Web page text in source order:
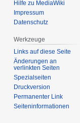
Hilfe zu MediaWiki
Impressum
Datenschutz
Werkzeuge
Links auf diese Seite
Änderungen an
verlinkten Seiten
Spezialseiten
Druckversion
Permanenter Link
Seiten­informationen